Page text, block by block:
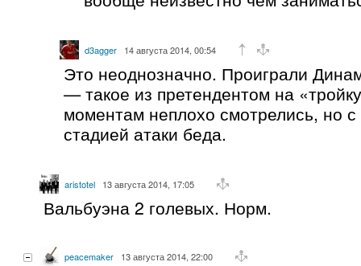
d3agger 14 августа 2014, 00:54
Это неоднозначно. Проиграли
— такое из претендентом на
моментам неплохо смотрелись, но
стадией атаки беда.
aristotel 13 августа 2014, 17:05
Вальбуэна 2 голевых. Норм.
peacemaker 13 августа 2014, 22:00